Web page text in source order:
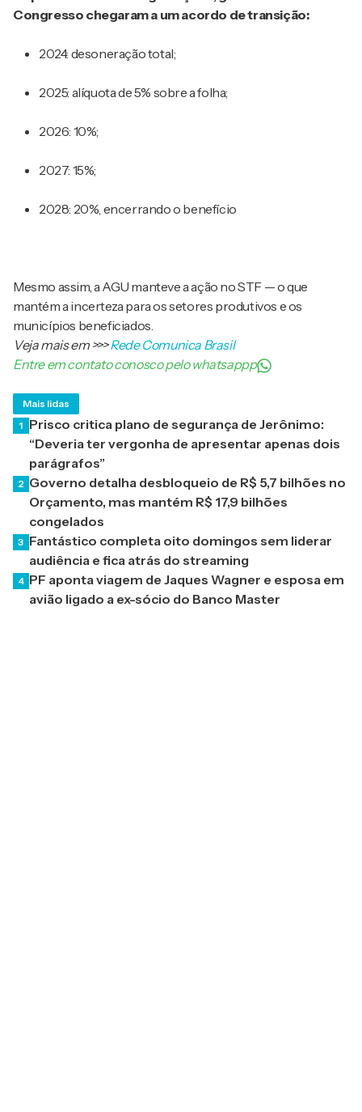
Congresso chegaram a um acordo de transição:
2024: desoneração total;
2025: alíquota de 5% sobre a folha;
2026: 10%;
2027: 15%;
2028: 20%, encerrando o benefício
Mesmo assim, a AGU manteve a ação no STF — o que
mantém a incerteza para os setores produtivos e os
municípios beneficiados.
Veja mais em>>>Rede Comunica Brasil
Entre em contato conosco pelo whatsappp
Mais lidas
1 Prisco critica plano de segurança de Jerônimo:
“Deveria ter vergonha de apresentar apenas dois
parágrafos”
2 Governo detalha desbloqueio de R$ 5,7 bilhões no
Orçamento, mas mantém R$ 17,9 bilhões
congelados
3 Fantástico completa oito domingos sem liderar
audiência e fica atrás do streaming
4 PF aponta viagem de Jaques Wagner e esposa em
avião ligado a ex-sócio do Banco Master